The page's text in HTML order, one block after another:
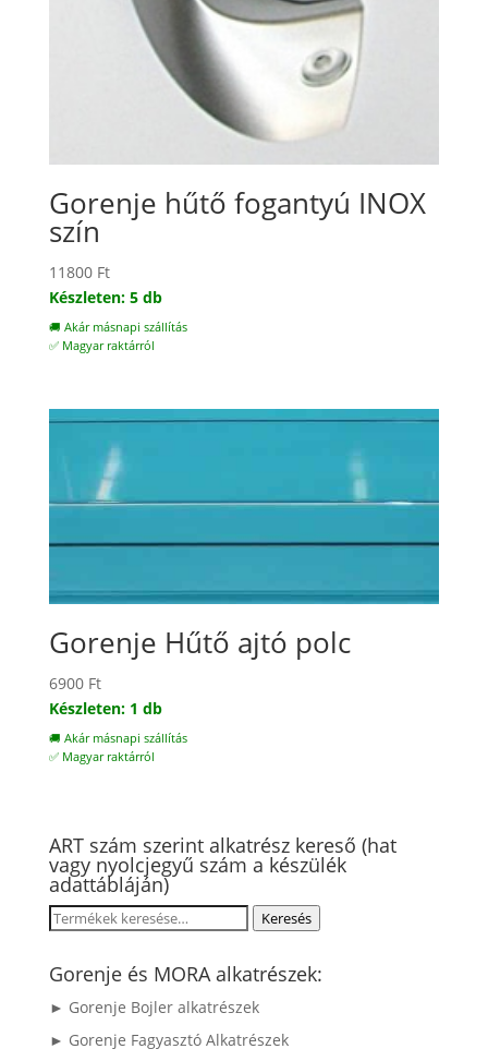
Gorenje hűtő fogantyú INOX
szín
11800 Ft
Készleten: 5 db
🚚 Akár másnapi szállítás
✅ Magyar raktárról
Gorenje Hűtő ajtó polc
6900 Ft
Készleten: 1 db
🚚 Akár másnapi szállítás
✅ Magyar raktárról
ART szám szerint alkatrész kereső (hat
vagy nyolcjegyű szám a készülék
adattábláján)
Keresés
következőre:
Keresés
Gorenje és MORA alkatrészek:
► Gorenje Bojler alkatrészek
► Gorenje Fagyasztó Alkatrészek